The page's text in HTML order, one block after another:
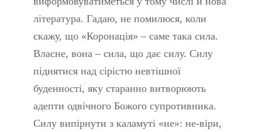
література. Гадаю, не помилюся, коли
скажу, що «Коронація» – саме така сила.
Власне, вона – сила, що дає силу. Силу
піднятися над сірістю невтішної
буденності, яку старанно витворюють
адепти одвічного Божого супротивника.
Силу випірнути з каламуті «не»: не-віри,